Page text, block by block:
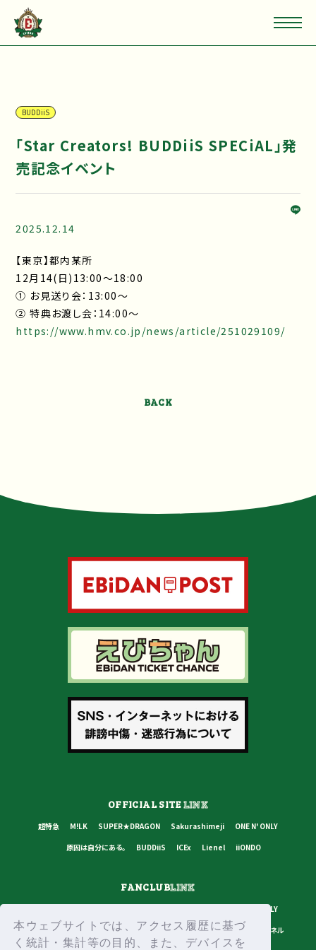
本ウェブサイトでは、アクセス履歴に基づ
く統計・集計等の目的、また、デバイスを
BUDDiiS
「Star Creators! BUDDiiS SPECiAL」発
売記念イベント
2025.12.14
【東京】都内某所
12月14(日)13:00～18:00
① お見送り会：13:00～
② 特典お渡し会：14:00～
https://www.hmv.co.jp/news/article/251029109/
BACK
OFFICIAL SITELINK
超特急 M!LK SUPER★DRAGON Sakurashimeji
ONE N' ONLY
原因は自分にある。
BUDDiiS ICEx Lienel iiONDO
FANCLUBLINK
ONE N' ONLY
原因は自分にある。
BUDDiiS ICEx Lienel スターダストチャンネル